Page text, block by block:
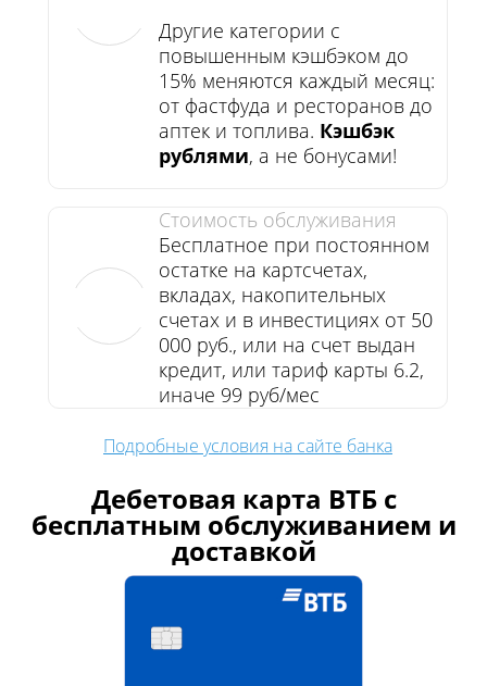
Другие категории с
повышенным кэшбэком до
15% меняются каждый месяц:
от фастфуда и ресторанов до
аптек и топлива. Кэшбэк
рублями, а не бонусами!
Стоимость обслуживания
Бесплатное при постоянном
остатке на картсчетах,
вкладах, накопительных
счетах и в инвестициях от 50
000 руб., или на счет выдан
кредит, или тариф карты 6.2,
иначе 99 руб/мес
Подробные условия на сайте банка
Дебетовая карта ВТБ с
бесплатным обслуживанием и
доставкой